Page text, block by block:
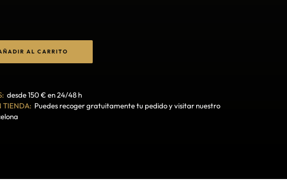
AL CARRITO
desde 150 € en 24/48 h
TIENDA: Puedes recoger gratuitamente tu pedido y visitar nuestro